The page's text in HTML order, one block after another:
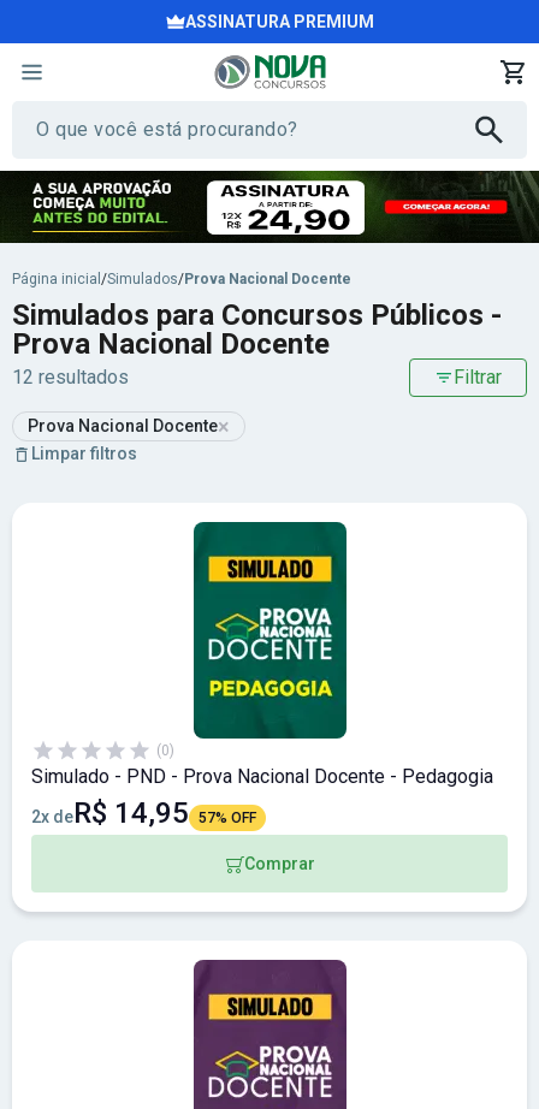
ASSINATURA PREMIUM
Página inicial /Simulados/Prova Nacional Docente
Simulados para Concursos Públicos -
Prova Nacional Docente
12 resultados Filtrar
Prova Nacional Docente×
Limpar filtros
(0)
Simulado - PND - Prova Nacional Docente - Pedagogia
2x deR$ 14,95 57% OFF
Comprar